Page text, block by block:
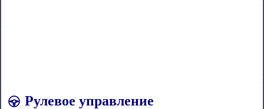
Рулевое управление